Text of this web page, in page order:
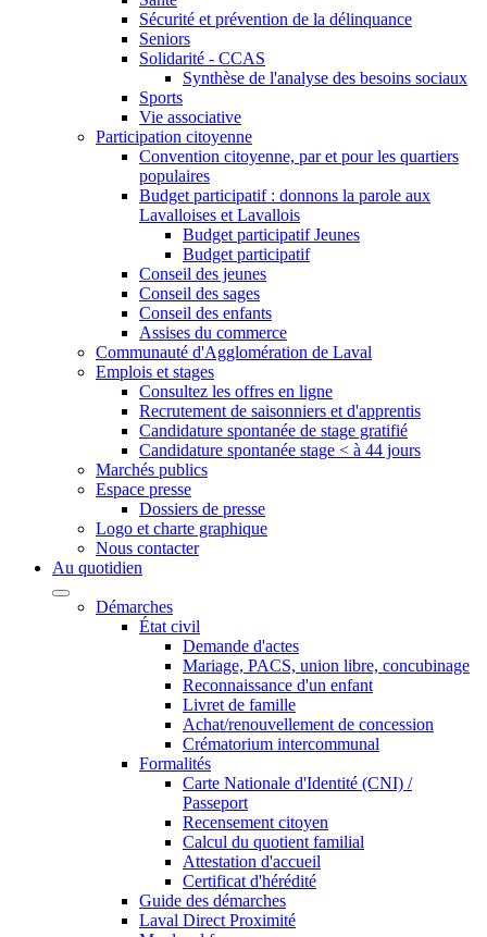
Sécurité et prévention de la délinquance
Seniors
Solidarité - CCAS
Synthèse de l'analyse des besoins sociaux
Sports
Vie associative
Participation citoyenne
Convention citoyenne, par et pour les quartiers
populaires
Budget participatif : donnons la parole aux
Lavalloises et Lavallois
Budget participatif Jeunes
Budget participatif
Conseil des jeunes
Conseil des sages
Conseil des enfants
Assises du commerce
Communauté d'Agglomération de Laval
Emplois et stages
Consultez les offres en ligne
Recrutement de saisonniers et d'apprentis
Candidature spontanée de stage gratifié
Candidature spontanée stage < à 44 jours
Marchés publics
Espace presse
Dossiers de presse
Logo et charte graphique
Nous contacter
Au quotidien
Démarches
État civil
Demande d'actes
Mariage, PACS, union libre, concubinage
Reconnaissance d'un enfant
Livret de famille
Achat/renouvellement de concession
Crématorium intercommunal
Formalités
Carte Nationale d'Identité (CNI) /
Passeport
Recensement citoyen
Calcul du quotient familial
Attestation d'accueil
Certificat d'hérédité
Guide des démarches
Laval Direct Proximité